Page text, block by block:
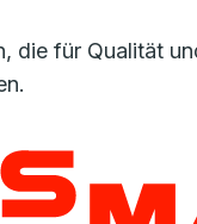
die für Qualität